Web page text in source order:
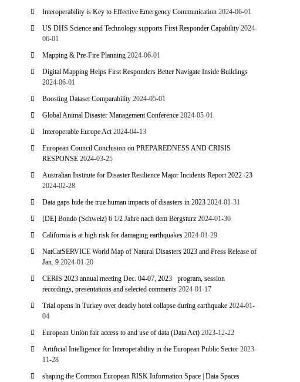
Interoperability is Key to Effective Emergency Communication 2024-06-01
US DHS Science and Technology supports First Responder Capability 2024-
06-01
Mapping & Pre-Fire Planning 2024-06-01
Digital Mapping Helps First Responders Better Navigate Inside Buildings
2024-06-01
Boosting Dataset Comparability 2024-05-01
Global Animal Disaster Management Conference 2024-05-01
Interoperable Europe Act 2024-04-13
European Council Conclusion on PREPAREDNESS AND CRISIS
RESPONSE 2024-03-25
Australian Institute for Disaster Resilience Major Incidents Report 2022–23
2024-02-28
Data gaps hide the true human impacts of disasters in 2023 2024-01-31
[DE] Bondo (Schweiz) 6 1/2 Jahre nach dem Bergsturz 2024-01-30
California is at high risk for damaging earthquakes 2024-01-29
NatCatSERVICE World Map of Natural Disasters 2023 and Press Release of
Jan. 9 2024-01-20
CERIS 2023 annual meeting Dec. 04-07, 2023 program, session
recordings, presentations and selected comments 2024-01-17
Trial opens in Turkey over deadly hotel collapse during earthquake 2024-01-
04
European Union fair access to and use of data (Data Act) 2023-12-22
Artificial Intelligence for Interoperability in the European Public Sector 2023-
11-28
shaping the Common European RISK Information Space | Data Spaces